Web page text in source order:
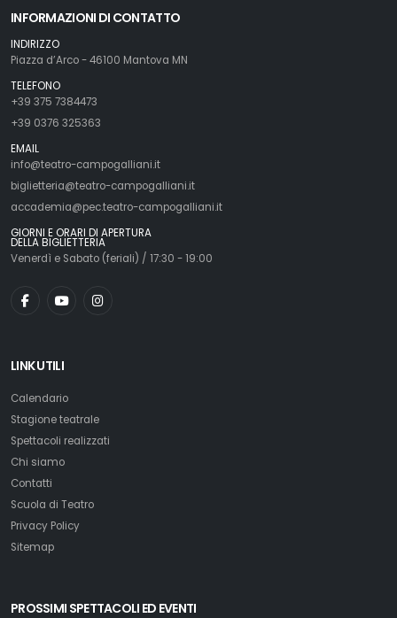
INFORMAZIONI DI CONTATTO
INDIRIZZO
Piazza d’Arco - 46100 Mantova MN
TELEFONO
+39 375 7384473
+39 0376 325363
EMAIL
info@teatro-campogalliani.it
biglietteria@teatro-campogalliani.it
accademia@pec.teatro-campogalliani.it
GIORNI E ORARI DI APERTURA
DELLA BIGLIETTERIA
Venerdì e Sabato (feriali) / 17:30 - 19:00
LINK UTILI
Calendario
Stagione teatrale
Spettacoli realizzati
Chi siamo
Contatti
Scuola di Teatro
Privacy Policy
Sitemap
PROSSIMI SPETTACOLI ED EVENTI